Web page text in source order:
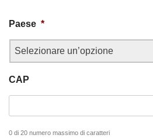
Paese *
CAP
0 di 20 numero massimo di caratteri